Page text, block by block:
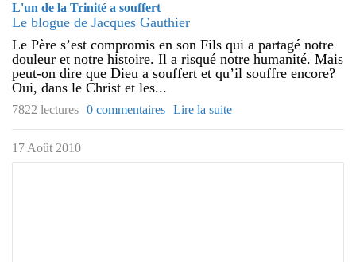
L'un de la Trinité a souffert
Le blogue de Jacques Gauthier
Le Père s’est compromis en son Fils qui a partagé notre
douleur et notre histoire. Il a risqué notre humanité. Mais
peut-on dire que Dieu a souffert et qu’il souffre encore?
Oui, dans le Christ et les...
7822 lectures 0 commentaires Lire la suite
17 Août 2010